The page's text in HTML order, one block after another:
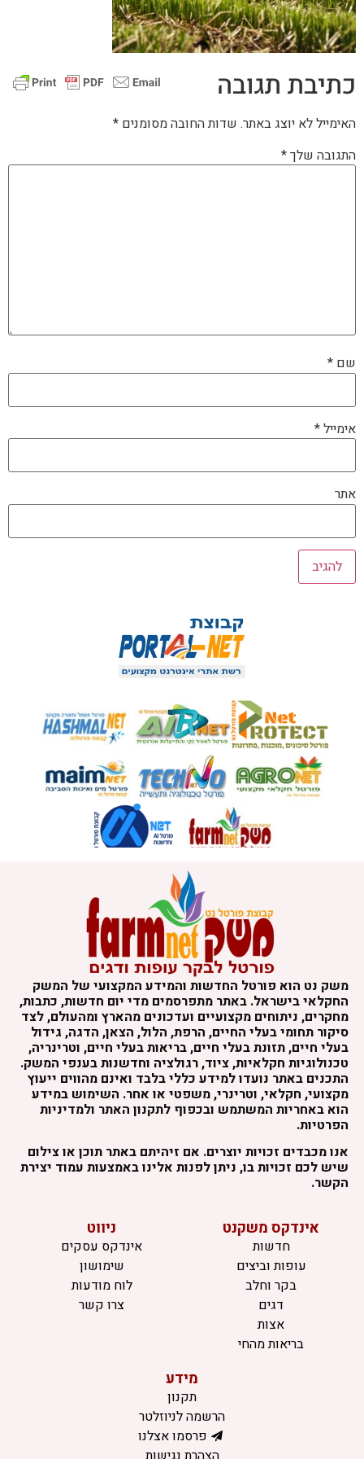
כתיבת תגובה
האימייל לא יוצג באתר. שדות החובה מסומנים *
התגובה שלך*
שם *
אימייל*
אתר
משק נט הוא פורטל החדשות והמידע המקצועי של המשק
החקלאי בישראל. באתר מתפרסמים מדי יום חדשות, כתבות,
מחקרים, ניתוחים מקצועיים ועדכונים מהארץ ומהעולם, לצד
סיקור תחומי בעלי החיים, הרפת, הלול, הצאן, הדגה, גידול
בעלי חיים, תזונת בעלי חיים, בריאות בעלי חיים, וטרינריה,
טכנולוגיות חקלאיות, ציוד, רגולציה וחדשנות בענפי המשק.
התכנים באתר נועדו למידע כללי בלבד ואינם מהווים ייעוץ
מקצועי, חקלאי, וטרינרי, משפטי או אחר. השימוש במידע
הוא באחריות המשתמש ובכפוף לתקנון האתר ולמדיניות
הפרטיות.
אנו מכבדים זכויות יוצרים. אם זיהיתם באתר תוכן או צילום
שיש לכם זכויות בו, ניתן לפנות אלינו באמצעות עמוד יצירת
הקשר.
אינדקס משקנט
חדשות
עופות וביצים
בקר וחלב
דגים
אצות
בריאות מהחי
ניווט
אינדקס עסקים
שימושון
לוח מודעות
צרו קשר
מידע
תקנון
הרשמה לניוזלטר
פרסמו אצלנו